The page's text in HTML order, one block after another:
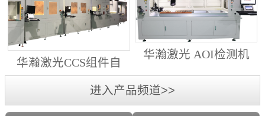
华瀚激光CCS组件自
动生产线（横向线）
华瀚激光 AOI检测机
（型号HA18DM6)
进入产品频道>>